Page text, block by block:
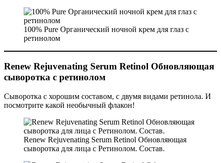
100% Pure Органический ночной крем для глаз с
ретинолом
Renew Rejuvenating Serum Retinol Обновляющая
сыворотка с ретинолом
Сыворотка с хорошим составом, с двумя видами ретинола. И
посмотрите какой необычный флакон!
Renew Rejuvenating Serum Retinol Обновляющая
сыворотка для лица с Ретинолом. Состав.